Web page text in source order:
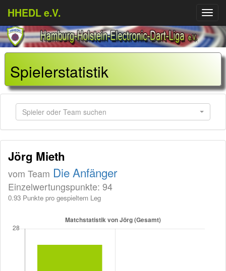
HHEDL e.V.
Menü
Spielerstatistik
Spieler oder Team suchen
Jörg Mieth
vom Team Die Anfänger
Einzelwertungspunkte: 94
0.93 Punkte pro gespieltem Leg